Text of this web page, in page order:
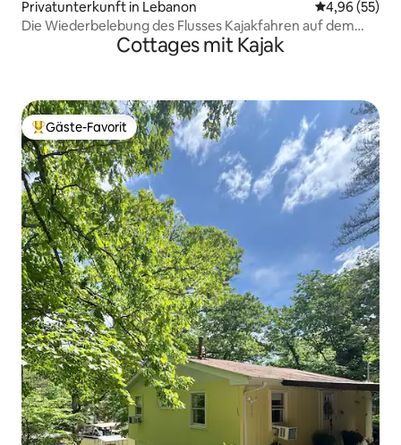
Privatunterkunft in Lebanon
4,96 (55)
Die Wiederbelebung des Flusses Kajakfahren auf dem
Cottages mit Kajak
Beliebter Gäste-Favorit.
Gäste-Favorit